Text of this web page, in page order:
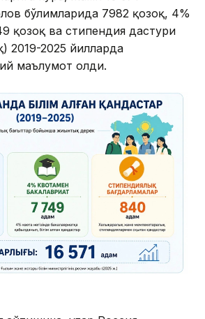
бўлимларида 7982 қозоқ, 4%
қозоқ ва стипендия дастури
2019-2025 йилларда
маълумот олди.